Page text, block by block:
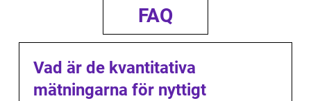
FAQ
Vad är de kvantitativa
mätningarna för nyttigt